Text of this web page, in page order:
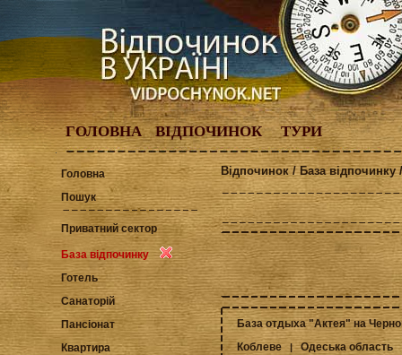
ГОЛОВНА ВІДПОЧИНОК ТУРИ
Головна
Пошук
Приватний сектор
База відпочинку
Готель
Санаторій
Пансіонат
Квартира
Відпочинок / База відпочинку
База отдыха "Актея" на
Коблеве
|Одеська область